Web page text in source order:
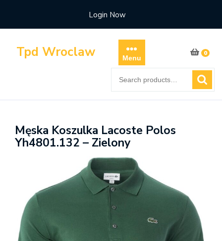
content
Login Now
Tpd Wroclaw Menu
0
for:
Męska Koszulka Lacoste Polos
Yh4801.132 – Zielony